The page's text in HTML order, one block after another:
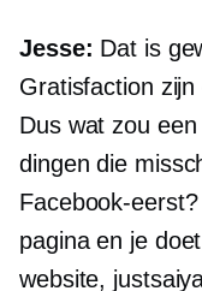
Jesse: Dat is
Gratisfaction
Dus wat zou
dingen die
Facebook-eerst?
pagina en je
website,